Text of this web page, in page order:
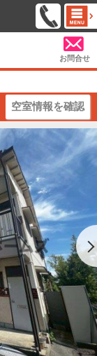
お問合せ
空室情報を確認